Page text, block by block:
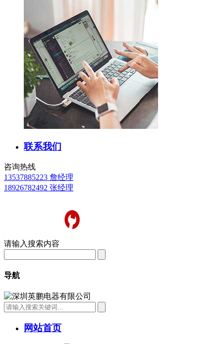
联系我们
咨询热线
13537885223 詹经理
18926782492 张经理
请输入搜索内容
导航
网站首页